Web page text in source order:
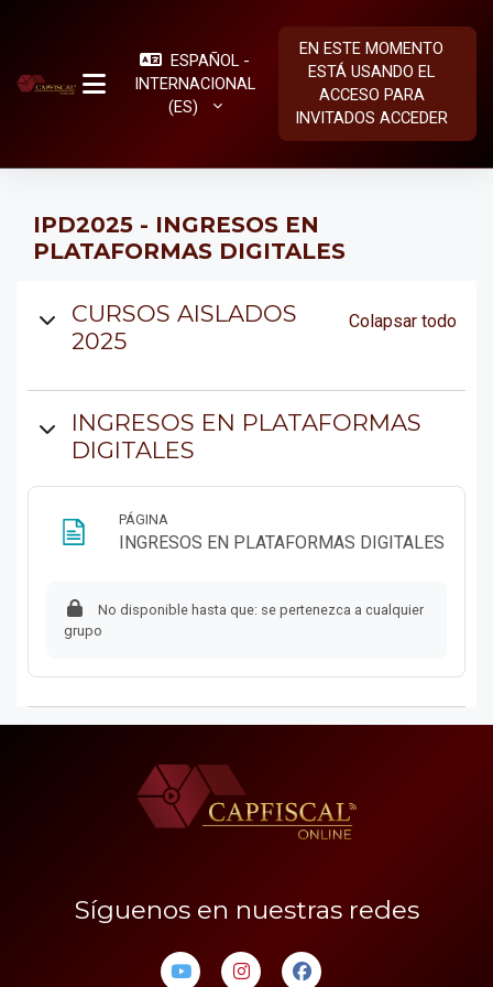
PANEL LATERAL
ESPAÑOL -
INTERNACIONAL
‎(ES)‎
EN ESTE MOMENTO
ESTÁ USANDO EL
ACCESO PARA
INVITADOSACCEDER
IPD2025 - INGRESOS EN
PLATAFORMAS DIGITALES
Diagrama de temas
CURSOS AISLADOS
2025
Colapsar todo
INGRESOS EN PLATAFORMAS
DIGITALES
PÁGINA
INGRESOS EN PLATAFORMAS DIGITALES
No disponible hasta que: se pertenezca a cualquier
grupo
Síguenos en nuestras redes